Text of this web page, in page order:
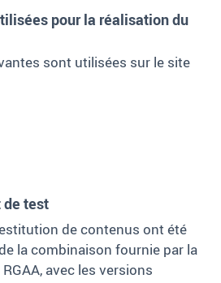
pour la réalisation du
sont utilisées sur le site
de test
de contenus ont été
la combinaison fournie par la
avec les versions